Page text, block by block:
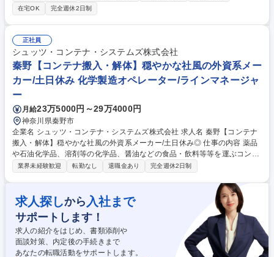
析・展開を通じて事業運営と経営判断を支援を行います。 【業務内容】
・自動車事業に関する利益計画策定、損益管理・分析 ・損益関係データ実
績集計・関係部門への展開 【事業統括部について】 幅広い年代が揃う幅
広い人員構成です。他事業本部や多くの国内外拠点と関わりを持ち、事業
本部の司令塔を担っています。 募集職種 【奈良】経営管理（自動車事業
本部）★トヨタG主要13社/世界シェアNo1製品有★
在宅OK
完全週休2日制
正社員
シュッツ・コンテナ・システムズ株式会社
秦野【コンテナ搬入・解体】穏やかな社風の外資系メー
カー/土日休み 化学製造オペレーター/ラインマネージャ
ー
月給23万5000円～29万4000円
神奈川県秦野市
企業名 シュッツ・コンテナ・システムズ株式会社 求人名 秦野【コンテナ
搬入・解体】穏やかな社風の外資系メーカー/土日休み◎ 仕事の内容 薬品
や石油化学品、溶剤等の化学品、醤油などの食品・飲料等等を運ぶコンテ
ナメーカーSchuetz社の日本法人である当社で、液体を輸送するために使
客様から回収した使用済みコンテナを作業場へ搬入■回収したコンテナを
解体し、再利用できる部品を選別・簡単なメンテナンス■選別した部品を
再度利用できるように組立てて完了となります※現場での力作業が発生す
るポジションです。 【働く環境】穏やかな雰囲気でチームワークを重視す
る職場。わからないことなども気軽に相談でき、仕事がしやすい環境で
す。 募集職種 秦野【コンテナ搬入・解体】穏やかな社風の外資系メーカ
ー/土日休み◎
業界未経験歓迎 転勤なし 退職金あり 完全週休2日制
求人探しから 入社まで
サポートします！
求人の紹介をはじめ、書類添削や
面談対策、内定後の手続きまで
あなたの転職活動をサポートします。